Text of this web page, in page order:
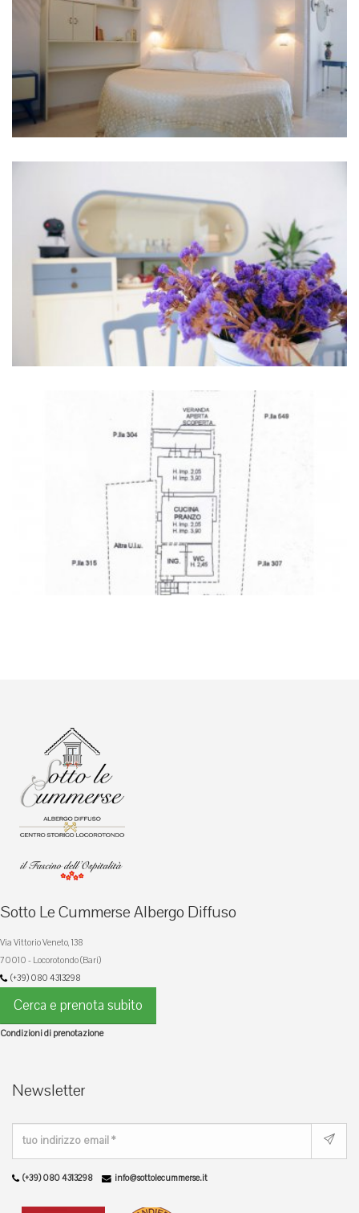
Sotto Le Cummerse Albergo Diffuso
Via Vittorio Veneto, 138
70010 - Locorotondo (Bari)
(+39) 080 4313298
Cerca e prenota subito
Condizioni di prenotazione
Newsletter
(+39) 080 4313298 info@sottolecummerse.it